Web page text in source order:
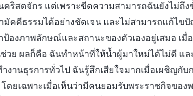
คริสตจักร แต่เพราะขีดความสามารถฉันยังไม่ถึง
มัคคีธรรมได้อย่างชัดเจน และไม่สามารถแก้ไข
องภาพลักษณ์และสถานะของตัวเองอยู่เสมอ เมื่
วย ผลก็คือ ฉันทำหน้าที่ให้น้ำผู้มาใหม่ได้ไม่ดี แล
านธุรการทั่วไป ฉันรู้สึกเสียใจมากเมื่อเผชิญกับ
ดยเฉพาะเมื่อเห็นว่ามีคนยอมรับพระราชกิจของ